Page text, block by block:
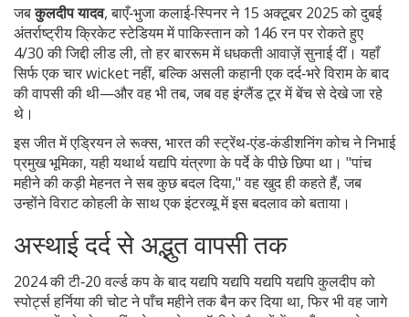
जबकुलदीप यादव,बाएँ‑भुजा कलाई‑स्पिनरने 15 अक्टूबर 2025 को दुबई
अंतर्राष्ट्रीय क्रिकेट स्टेडियम में पाकिस्तान को 146 रन पर रोकते हुए
4/30 की जिद्दी लीड ली, तो हर बाररूम में धधकती आवाज़ें सुनाई दीं। यहाँ
सिर्फ एक चार wicket नहीं, बल्कि असली कहानी एक दर्द‑भरे विराम के बाद
की वापसी की थी—और वह भी तब, जब वह इंग्लैंड टूर में बेंच से देखे जा रहे
थे।
इस जीत मेंएड्रियन ले रूक्स, भारत की स्ट्रेंथ‑एंड‑कंडीशनिंग कोचने निभाई
प्रमुख भूमिका, यही यथार्थ यद्यपि यंत्रणा के पर्दे के पीछे छिपा था। "पांच
महीने की कड़ी मेहनत ने सब कुछ बदल दिया," वह खुद ही कहते हैं, जब
उन्होंने विराट कोहली के साथ एक इंटरव्यू में इस बदलाव को बताया।
अस्थाई दर्द से अद्भुत वापसी तक
2024 की टी‑20 वर्ल्ड कप के बाद यद्यपि यद्यपि यद्यपि यद्यपि कुलदीप को
स्पोर्ट्स हर्निया की चोट ने पाँच महीने तक बैन कर दिया था, फिर भी वह जागे